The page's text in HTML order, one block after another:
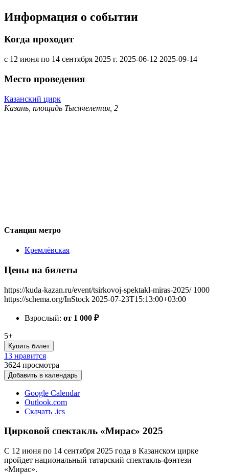
Информация о событии
Когда проходит
с 12 июня по 14 сентября 2025 г. 2025-06-12 2025-09-14
Место проведения
Казанский цирк
Казань, площадь Тысячелетия, 2
Станция метро
Кремлёвская
Цены на билеты
https://kuda-kazan.ru/event/tsirkovoj-spektakl-miras-2025/ 1000
https://schema.org/InStock 2025-07-23T15:13:00+03:00
Взрослый: от 1 000 ₽
5+
Купить билет
13 нравится
3624 просмотра
Добавить в календарь
Google Calendar
Outlook.com
Скачать .ics
Цирковой спектакль «Мирас» 2025
С 12 июня по 14 сентября 2025 года в Казанском цирке
пройдет национальный татарский спектакль-фэнтези
«Мирас».